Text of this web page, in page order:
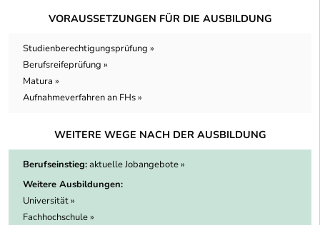
VORAUSSETZUNGEN FÜR DIE AUSBILDUNG
Studienberechtigungsprüfung »
Berufsreifeprüfung »
Matura »
Aufnahmeverfahren an FHs »
WEITERE WEGE NACH DER AUSBILDUNG
Berufseinstieg:aktuelle Jobangebote »
Weitere Ausbildungen:
Universität »
Fachhochschule »